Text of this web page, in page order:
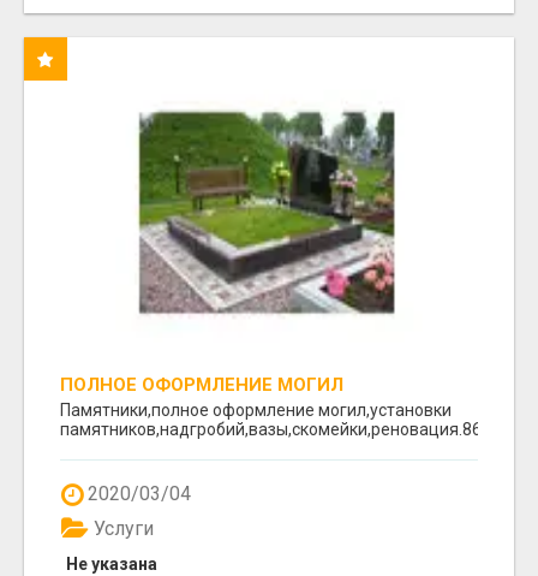
ПОЛНОЕ ОФОРМЛЕНИЕ МОГИЛ
Памятники,полное оформление могил,установки
2020/03/04
Не указана
Услуги